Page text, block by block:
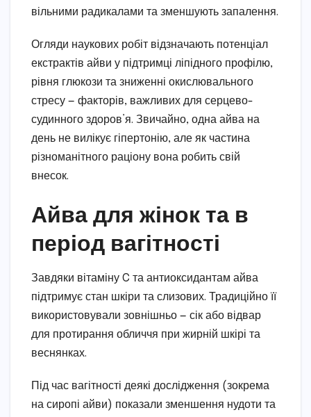
вільними радикалами та зменшують запалення.
Огляди наукових робіт відзначають потенціал
екстрактів айви у підтримці ліпідного профілю,
рівня глюкози та зниженні окислювального
стресу — факторів, важливих для серцево-
судинного здоров’я. Звичайно, одна айва на
день не вилікує гіпертонію, але як частина
різноманітного раціону вона робить свій
внесок.
Айва для жінок та в
період вагітності
Завдяки вітаміну C та антиоксидантам айва
підтримує стан шкіри та слизових. Традиційно її
використовували зовнішньо — сік або відвар
для протирання обличчя при жирній шкірі та
веснянках.
Під час вагітності деякі дослідження (зокрема
на сиропі айви) показали зменшення нудоти та